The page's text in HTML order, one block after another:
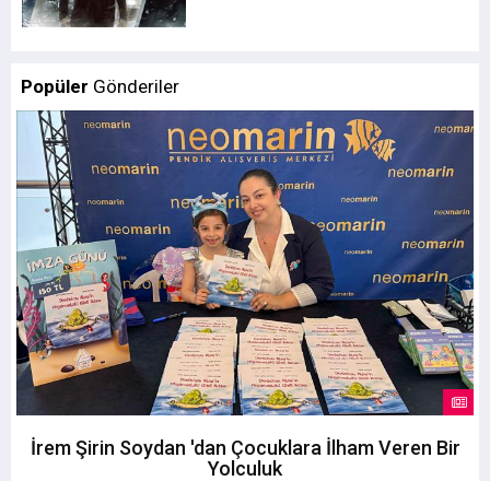
Popüler Gönderiler
İrem Şirin Soydan 'dan Çocuklara İlham Veren Bir
Yolculuk